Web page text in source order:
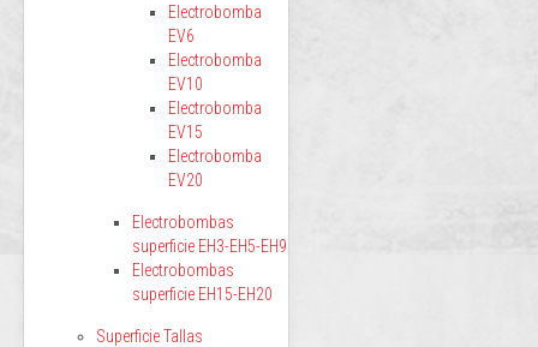
Electrobomba
EV6
Electrobomba
EV10
Electrobomba
EV15
Electrobomba
EV20
Electrobombas
superficie EH3-EH5-EH9
Electrobombas
superficie EH15-EH20
Superficie Tallas